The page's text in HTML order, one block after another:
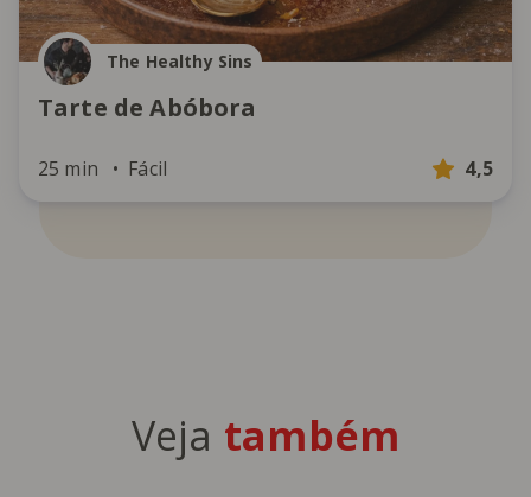
The Healthy Sins
Tarte de Abóbora
25 min Fácil 4,5
Veja também